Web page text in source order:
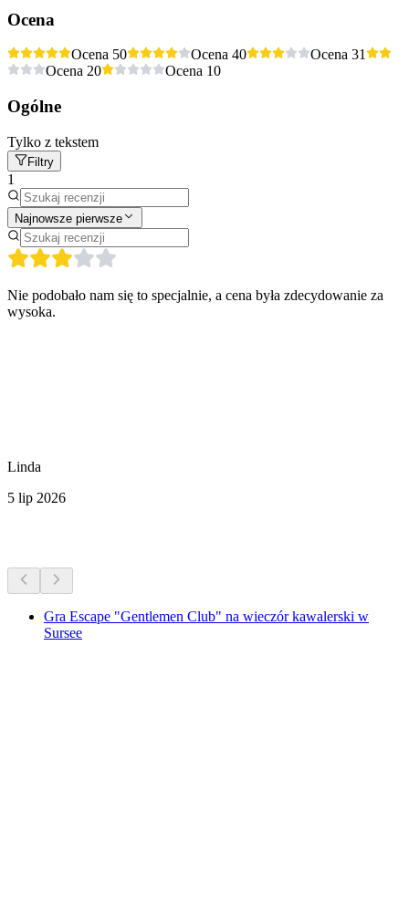
Ocena
Ocena 50 Ocena 40 Ocena 31
Ocena 20 Ocena 10
Ogólne
Tylko z tekstem
Filtry
1
Najnowsze pierwsze
Nie podobało nam się to specjalnie, a cena była zdecydowanie za
wysoka.
Linda
5 lip 2026
Gra Escape "Gentlemen Club" na wieczór kawalerski w
Sursee